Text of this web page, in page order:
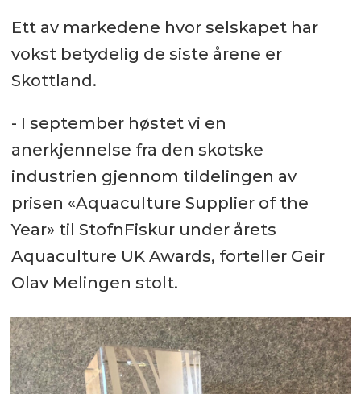
Ett av markedene hvor selskapet har
vokst betydelig de siste årene er
Skottland.
- I september høstet vi en
anerkjennelse fra den skotske
industrien gjennom tildelingen av
prisen «Aquaculture Supplier of the
Year» til StofnFiskur under årets
Aquaculture UK Awards, forteller Geir
Olav Melingen stolt.